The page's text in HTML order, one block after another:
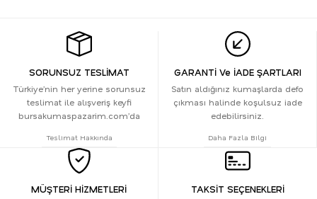
SORUNSUZ TESLİMAT
Türkiye’nin her yerine sorunsuz
teslimat ile alışveriş keyfi
bursakumaspazarim.com’da
Teslimat Hakkında
GARANTİ Ve İADE ŞARTLARI
Satın aldığınız kumaşlarda defo
çıkması halinde koşulsuz iade
edebilirsiniz.
Daha Fazla Bilgi
MÜŞTERİ HİZMETLERİ TAKSİT SEÇENEKLERİ